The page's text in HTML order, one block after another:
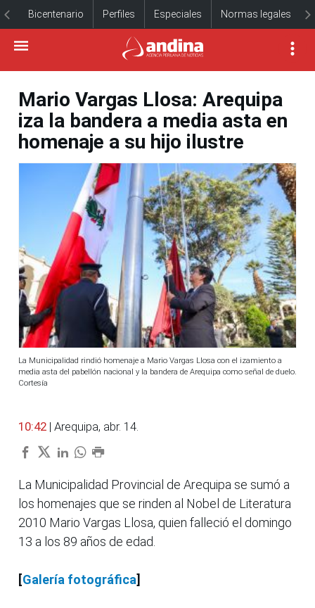
Bicentenario Perfiles Especiales Normas legales
Mario Vargas Llosa: Arequipa
iza la bandera a media asta en
homenaje a su hijo ilustre
La Municipalidad rindió homenaje a Mario Vargas Llosa con el izamiento a
media asta del pabellón nacional y la bandera de Arequipa como señal de duelo.
Cortesía
10:42 | Arequipa, abr. 14.
La Municipalidad Provincial de Arequipa se sumó a
los homenajes que se rinden al Nobel de Literatura
2010 Mario Vargas Llosa, quien falleció el domingo
13 a los 89 años de edad.
[Galería fotográfica]